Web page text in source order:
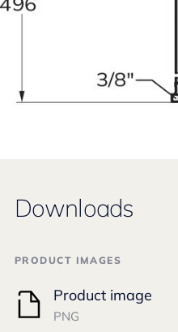
Downloads
PRODUCT IMAGES
Product image
PNG